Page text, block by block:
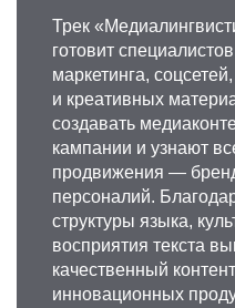
Трек
готовит
маркетинга,
и креативных
создавать
кампании и узнают
продвижения —
персоналий.
структуры языка,
восприятия текста
качественный
инновационных